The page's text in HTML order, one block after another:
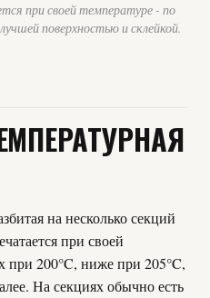
при своей температуре - по
поверхностью и склейкой.
на несколько секций
при своей
при 200°C, ниже при 205°C,
На секциях обычно есть